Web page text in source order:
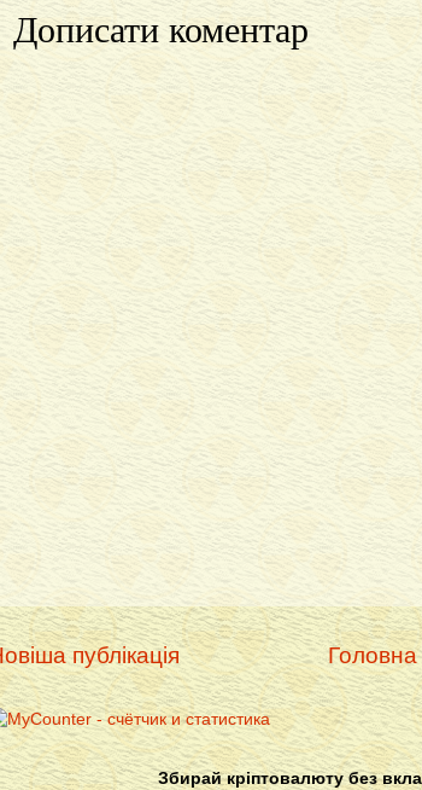
Дописати коментар
публікація Головна
Збирай кріптовалюту без